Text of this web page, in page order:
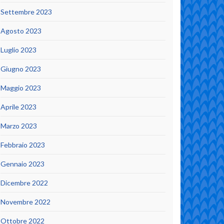
Settembre 2023
Agosto 2023
Luglio 2023
Giugno 2023
Maggio 2023
Aprile 2023
Marzo 2023
Febbraio 2023
Gennaio 2023
Dicembre 2022
Novembre 2022
Ottobre 2022